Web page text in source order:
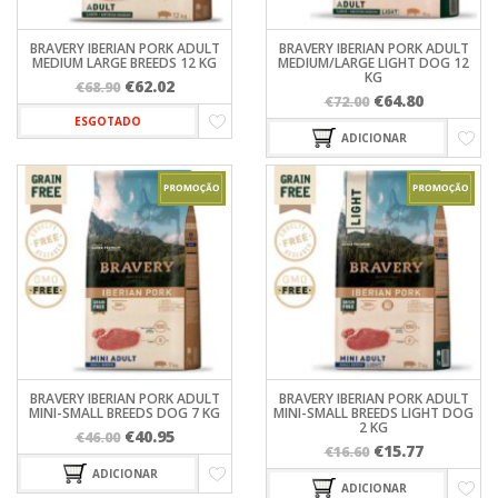
BRAVERY IBERIAN PORK ADULT
MEDIUM LARGE BREEDS 12 KG
€68.90 O
preço
original
€68.90.
€62.02O
preço
atual
€62.02.
ESGOTADO
BRAVERY IBERIAN PORK ADULT
MEDIUM/LARGE LIGHT DOG 12
KG
€72.00 O
preço
original
era:
€72.00.
€64.80O
preço
atual
é:
€64.80.
ADICIONAR
BRAVERY IBERIAN PORK ADULT
MINI-SMALL BREEDS DOG 7 KG
€46.00 O
preço
original
€40.95O
preço
atual
ADICIONAR
BRAVERY IBERIAN PORK ADULT
MINI-SMALL BREEDS LIGHT DOG
2 KG
€16.60 O
preço
€15.77O
preço
ADICIONAR